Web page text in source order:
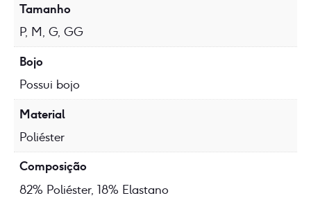
Tamanho
P, M, G, GG
Bojo
Possui bojo
Material
Poliéster
Composição
82% Poliéster, 18% Elastano